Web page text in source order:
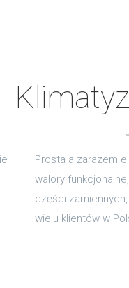
Prosta a zarazem
walory
części
wielu klientów w